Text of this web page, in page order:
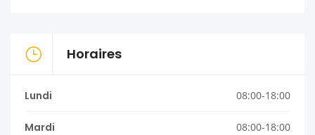
Horaires
Lundi 08:00-18:00
Mardi 08:00-18:00